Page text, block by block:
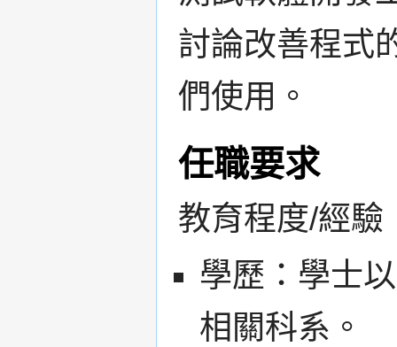
討論改善程式
們使用。
任職要求
教育程度/經驗
學歷：學士
相關科系。